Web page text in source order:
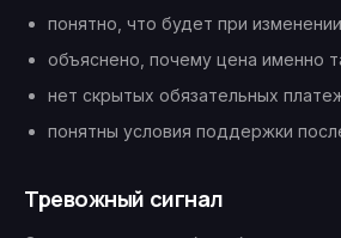
понятно, что будет при
объяснено, почему цена именно
нет скрытых обязательных
понятны условия поддержки
Тревожный сигнал